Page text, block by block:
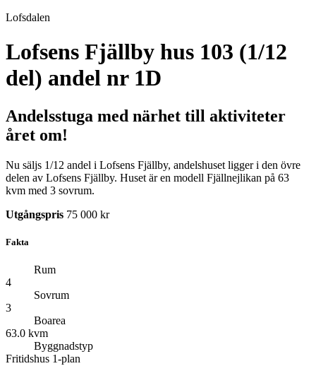
Lofsdalen
Lofsens Fjällby hus 103 (1/12
del) andel nr 1D
Andelsstuga med närhet till aktiviteter
året om!
Nu säljs 1/12 andel i Lofsens Fjällby, andelshuset ligger i den övre
delen av Lofsens Fjällby. Huset är en modell Fjällnejlikan på 63
kvm med 3 sovrum.
Utgångspris 75 000 kr
Fakta
Rum
4
Sovrum
3
Boarea
63.0 kvm
Byggnadstyp
Fritidshus 1-plan